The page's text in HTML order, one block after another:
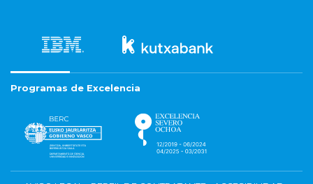
Programas de Excelencia